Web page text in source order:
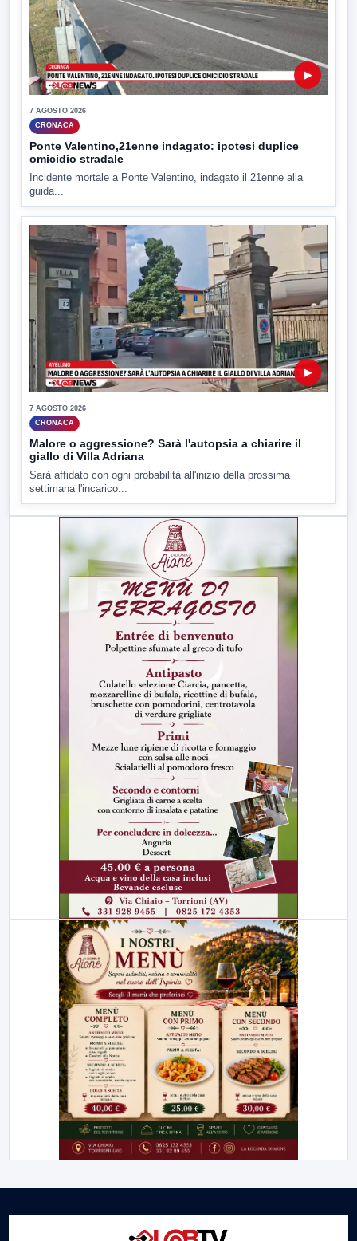
▶
7 AGOSTO 2026
CRONACA
Ponte Valentino,21enne indagato: ipotesi duplice
omicidio stradale
Incidente mortale a Ponte Valentino, indagato il 21enne alla
guida...
▶
7 AGOSTO 2026
CRONACA
Malore o aggressione? Sarà l'autopsia a chiarire il
giallo di Villa Adriana
Sarà affidato con ogni probabilità all'inizio della prossima
settimana l'incarico...